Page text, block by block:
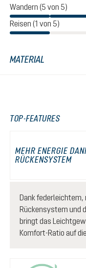
Wandern (5 von 5)
Reisen (1 von 5)
MATERIAL
TOP-FEATURES
MEHR ENERGIE
RÜCKENSYSTEM
Dank
Rückensystem und
bringt das
Komfort-Ratio auf